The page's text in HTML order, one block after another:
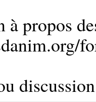
à propos